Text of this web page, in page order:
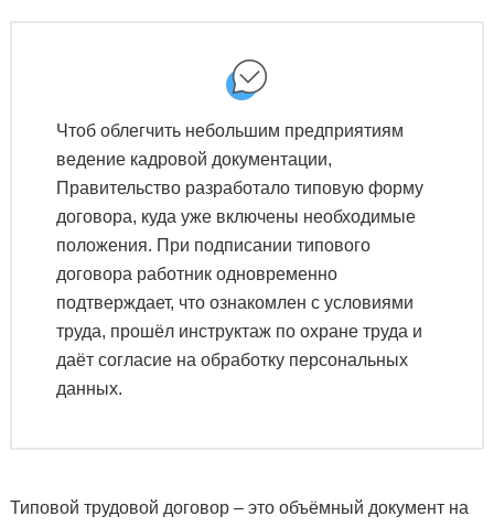
Чтоб облегчить небольшим предприятиям
ведение кадровой документации,
Правительство разработало типовую форму
договора, куда уже включены необходимые
положения. При подписании типового
договора работник одновременно
подтверждает, что ознакомлен с условиями
труда, прошёл инструктаж по охране труда и
даёт согласие на обработку персональных
данных.
Типовой трудовой договор – это объёмный документ на